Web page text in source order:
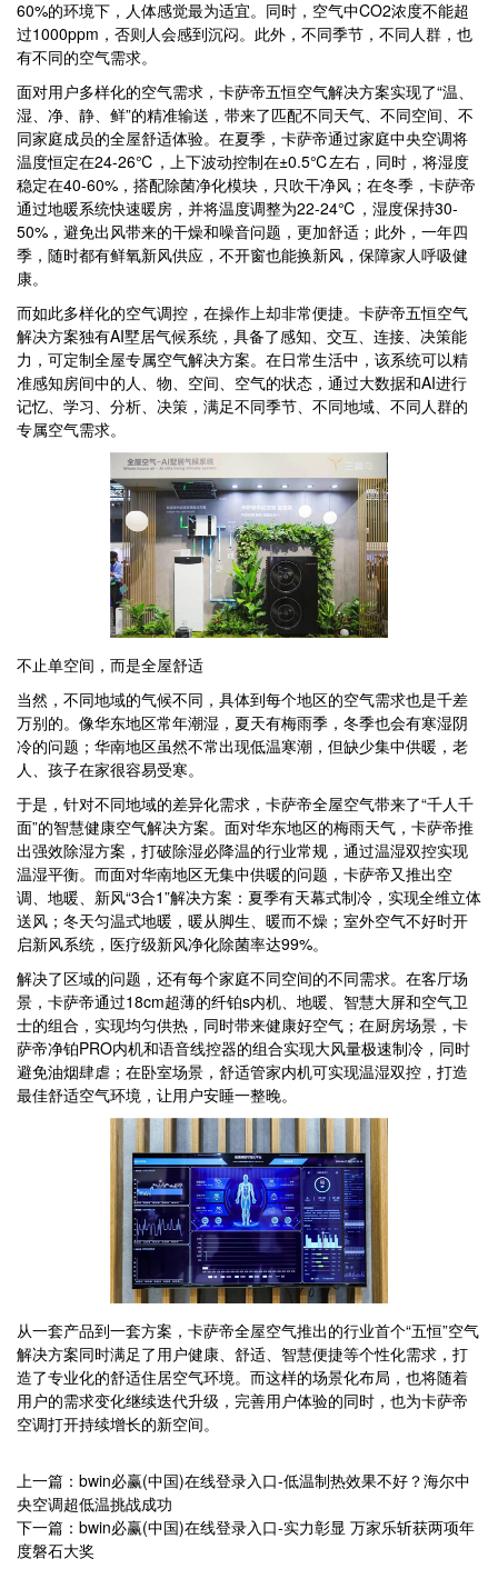
60%的环境下，人体感觉最为适宜。同时，空气中CO2浓度不能超
过1000ppm，否则人会感到沉闷。此外，不同季节，不同人群，也
有不同的空气需求。
面对用户多样化的空气需求，卡萨帝五恒空气解决方案实现了“温、
湿、净、静、鲜”的精准输送，带来了匹配不同天气、不同空间、不
同家庭成员的全屋舒适体验。在夏季，卡萨帝通过家庭中央空调将
温度恒定在24-26℃，上下波动控制在±0.5℃左右，同时，将湿度
稳定在40-60%，搭配除菌净化模块，只吹干净风；在冬季，卡萨帝
通过地暖系统快速暖房，并将温度调整为22-24℃，湿度保持30-
50%，避免出风带来的干燥和噪音问题，更加舒适；此外，一年四
季，随时都有鲜氧新风供应，不开窗也能换新风，保障家人呼吸健
康。
而如此多样化的空气调控，在操作上却非常便捷。卡萨帝五恒空气
解决方案独有AI墅居气候系统，具备了感知、交互、连接、决策能
力，可定制全屋专属空气解决方案。在日常生活中，该系统可以精
准感知房间中的人、物、空间、空气的状态，通过大数据和AI进行
记忆、学习、分析、决策，满足不同季节、不同地域、不同人群的
专属空气需求。
不止单空间，而是全屋舒适
当然，不同地域的气候不同，具体到每个地区的空气需求也是千差
万别的。像华东地区常年潮湿，夏天有梅雨季，冬季也会有寒湿阴
冷的问题；华南地区虽然不常出现低温寒潮，但缺少集中供暖，老
人、孩子在家很容易受寒。
于是，针对不同地域的差异化需求，卡萨帝全屋空气带来了“千人千
面”的智慧健康空气解决方案。面对华东地区的梅雨天气，卡萨帝推
出强效除湿方案，打破除湿必降温的行业常规，通过温湿双控实现
温湿平衡。而面对华南地区无集中供暖的问题，卡萨帝又推出空
调、地暖、新风“3合1”解决方案：夏季有天幕式制冷，实现全维立体
送风；冬天匀温式地暖，暖从脚生、暖而不燥；室外空气不好时开
启新风系统，医疗级新风净化除菌率达99%。
解决了区域的问题，还有每个家庭不同空间的不同需求。在客厅场
景，卡萨帝通过18cm超薄的纤铂s内机、地暖、智慧大屏和空气卫
士的组合，实现均匀供热，同时带来健康好空气；在厨房场景，卡
萨帝净铂PRO内机和语音线控器的组合实现大风量极速制冷，同时
避免油烟肆虐；在卧室场景，舒适管家内机可实现温湿双控，打造
最佳舒适空气环境，让用户安睡一整晚。
从一套产品到一套方案，卡萨帝全屋空气推出的行业首个“五恒”空气
解决方案同时满足了用户健康、舒适、智慧便捷等个性化需求，打
造了专业化的舒适住居空气环境。而这样的场景化布局，也将随着
用户的需求变化继续迭代升级，完善用户体验的同时，也为卡萨帝
空调打开持续增长的新空间。
上一篇：bwin必赢(中国)在线登录入口-低温制热效果不好？海尔中
央空调超低温挑战成功
下一篇：bwin必赢(中国)在线登录入口-实力彰显 万家乐斩获两项年
度磐石大奖